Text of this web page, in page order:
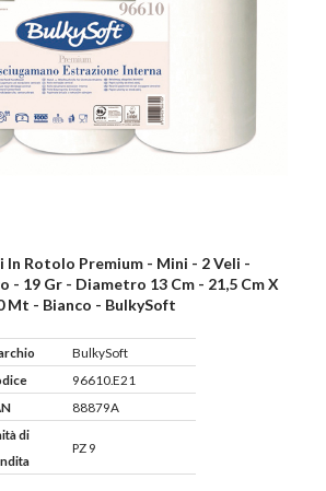
In Rotolo Premium - Mini - 2 Veli -
- 19 Gr - Diametro 13 Cm - 21,5 Cm X
Mt - Bianco - BulkySoft
BulkySoft
96610.E21
88879A
di
PZ 9